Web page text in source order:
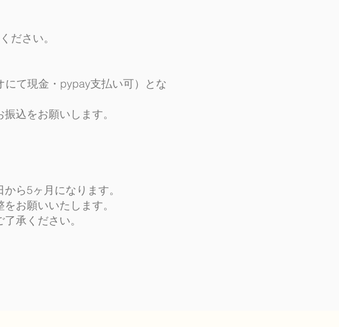
ださい。
て現金・pypay支払い可）とな
込をお願いします。
ら5ヶ月になります。
お願いいたします。
承ください。